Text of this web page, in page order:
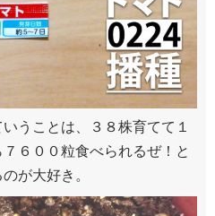
うことは、３８株育てて１
６００粒食べられるぜ！と
が大好き。